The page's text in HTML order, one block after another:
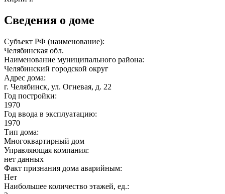
Сведения о доме
Субъект РФ (наименование):
Челябинская обл.
Наименование муниципального района:
Челябинский городской округ
Адрес дома:
г. Челябинск, ул. Огневая, д. 22
Год постройки:
1970
Год ввода в эксплуатацию:
1970
Тип дома:
Многоквартирный дом
Управляющая компания:
нет данных
Факт признания дома аварийным:
Нет
Наибольшее количество этажей, ед.: